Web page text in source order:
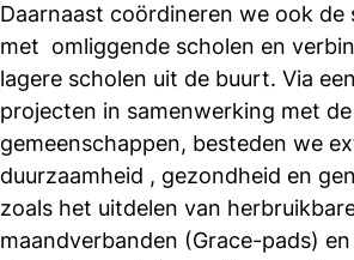
Daarnaast coördineren we ook de
met omliggende scholen en
lagere scholen uit de buurt. Via
projecten in samenwerking met
gemeenschappen, besteden we
duurzaamheid , gezondheid en
zoals het uitdelen van
maandverbanden (Grace-pads)